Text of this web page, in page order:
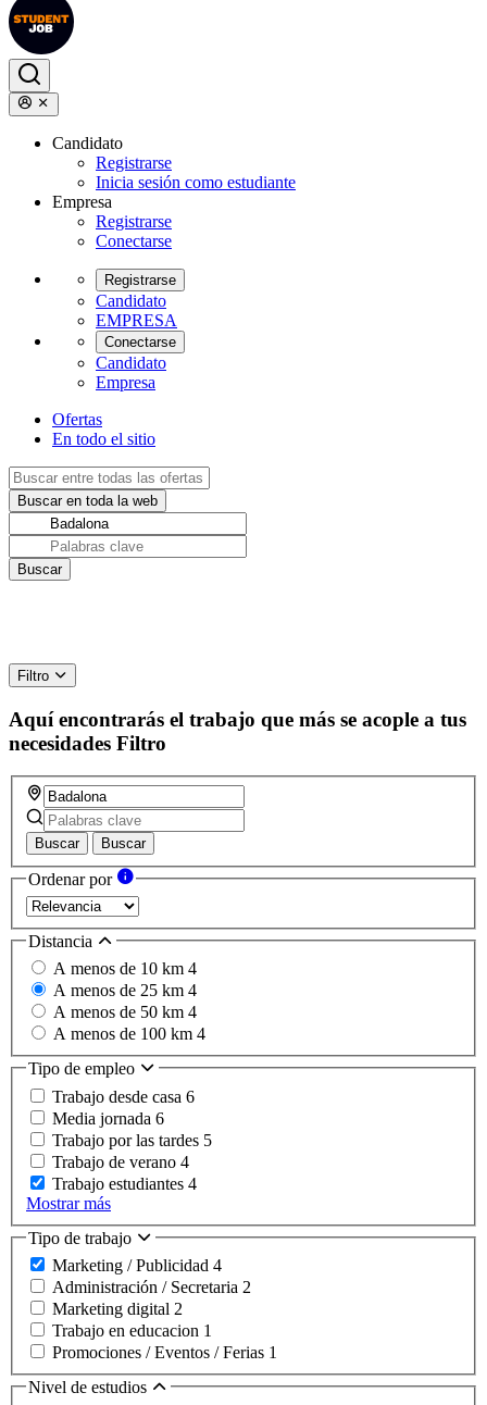
Candidato
Registrarse
Inicia sesión como estudiante
Empresa
Registrarse
Conectarse
Registrarse
Candidato
EMPRESA
Conectarse
Candidato
Empresa
Ofertas
En todo el sitio
Filtro
Aquí encontrarás el trabajo que más se acople a tus
necesidades Filtro
Buscar Buscar
Ordenar por
Distancia
A menos de 10 km 4
A menos de 25 km 4
A menos de 50 km 4
A menos de 100 km 4
Tipo de empleo
Trabajo desde casa 6
Media jornada 6
Trabajo por las tardes 5
Trabajo de verano 4
Trabajo estudiantes 4
Mostrar más
Tipo de trabajo
Marketing / Publicidad 4
Administración / Secretaria 2
Marketing digital 2
Trabajo en educacion 1
Promociones / Eventos / Ferias 1
Nivel de estudios